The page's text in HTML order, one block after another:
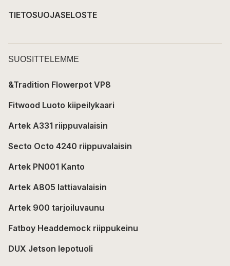
TIETOSUOJASELOSTE
SUOSITTELEMME
&Tradition Flowerpot VP8
Fitwood Luoto kiipeilykaari
Artek A331 riippuvalaisin
Secto Octo 4240 riippuvalaisin
Artek PN001 Kanto
Artek A805 lattiavalaisin
Artek 900 tarjoiluvaunu
Fatboy Headdemock riippukeinu
DUX Jetson lepotuoli